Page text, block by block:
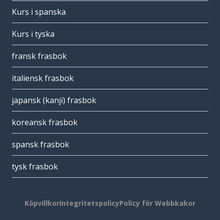
Kurs i spanska
Kurs i tyska
fransk frasbok
italiensk frasbok
japansk (kanji) frasbok
koreansk frasbok
spansk frasbok
tysk frasbok
KöpvillkorIntegritetspolicyPolicy för Webbkakor